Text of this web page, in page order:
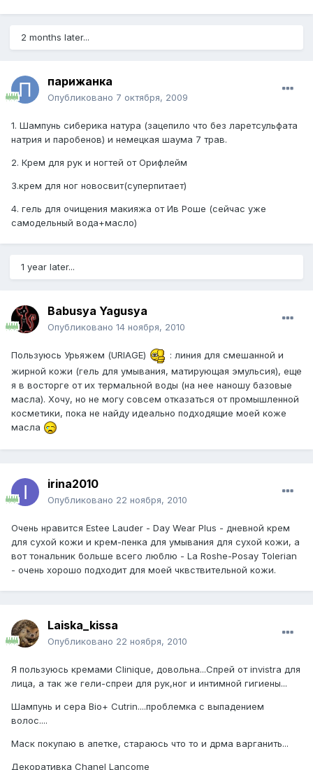
2 months later...
парижанка
Опубликовано 7 октября, 2009
1. Шампунь сиберика натура (зацепило что без ларетсульфата
натрия и паробенов) и немецкая шаума 7 трав.
2. Крем для рук и ногтей от Орифлейм
3.крем для ног новосвит(суперпитает)
4. гель для очищения макияжа от Ив Роше (сейчас уже
самодельный вода+масло)
1 year later...
Babusya Yagusya
Опубликовано 14 ноября, 2010
Пользуюсь Урьяжем (URIAGE)
: линия для смешанной и
жирной кожи (гель для умывания, матирующая эмульсия), еще
я в восторге от их термальной воды (на нее наношу базовые
масла). Хочу, но не могу совсем отказаться от промышленной
косметики, пока не найду идеально подходящие моей коже
масла
irina2010
Опубликовано 22 ноября, 2010
Очень нравится Estee Lauder - Day Wear Plus - дневной крем
для сухой кожи и крем-пенка для умывания для сухой кожи, а
вот тональник больше всего люблю - La Roshe-Posay Tolerian
- очень хорошо подходит для моей чквствительной кожи.
Laiska_kissa
Опубликовано 22 ноября, 2010
Я пользуюсь кремами Clinique, довольна...Спрей от invistra для
лица, а так же гели-спреи для рук,ног и интимной гигиены...
Шампунь и сера Bio+ Cutrin....проблемка с выпадением
волос....
Маск покупаю в апетке, стараюсь что то и дрма варганить...
Декоративка Chanel Lancome